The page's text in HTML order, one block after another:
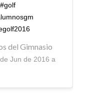
del Gimnasio
Jun de 2016 a